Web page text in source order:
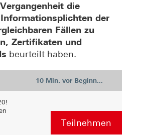
die
der
Fällen zu
Zertifikaten und
beurteilt haben.
10 Min. vor Beginn...
Teilnehmen